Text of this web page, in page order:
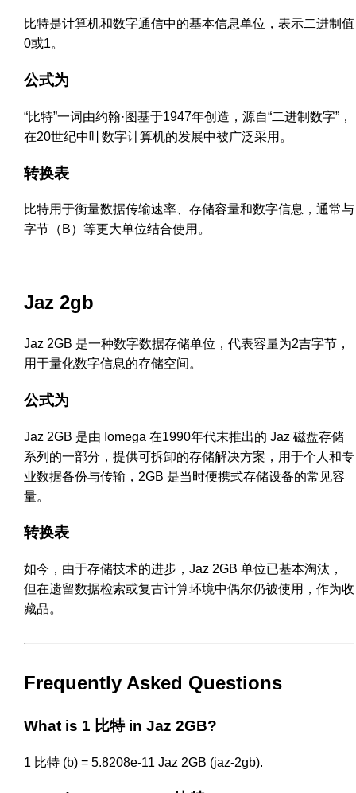
比特是计算机和数字通信中的基本信息单位，表示二进制值
0或1。
公式为
“比特”一词由约翰·图基于1947年创造，源自“二进制数字”，
在20世纪中叶数字计算机的发展中被广泛采用。
转换表
比特用于衡量数据传输速率、存储容量和数字信息，通常与
字节（B）等更大单位结合使用。
Jaz 2gb
Jaz 2GB 是一种数字数据存储单位，代表容量为2吉字节，
用于量化数字信息的存储空间。
公式为
Jaz 2GB 是由 Iomega 在1990年代末推出的 Jaz 磁盘存储
系列的一部分，提供可拆卸的存储解决方案，用于个人和专
业数据备份与传输，2GB 是当时便携式存储设备的常见容
量。
转换表
如今，由于存储技术的进步，Jaz 2GB 单位已基本淘汰，
但在遗留数据检索或复古计算环境中偶尔仍被使用，作为收
藏品。
Frequently Asked Questions
What is 1 比特 in Jaz 2GB?
1 比特 (b) = 5.8208e-11 Jaz 2GB (jaz-2gb).